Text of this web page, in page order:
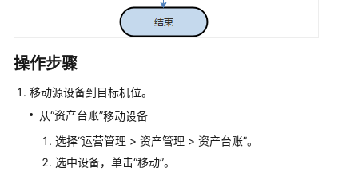
设
备
管
理
能
操作步骤
移动源设备到目标机位。
从“资产台账”移动设备
选择“运营管理 > 资产管理 > 资产台账”。
选中设备，单击“移动”。